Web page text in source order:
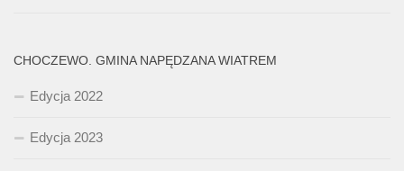
CHOCZEWO. GMINA NAPĘDZANA WIATREM
Edycja 2022
Edycja 2023